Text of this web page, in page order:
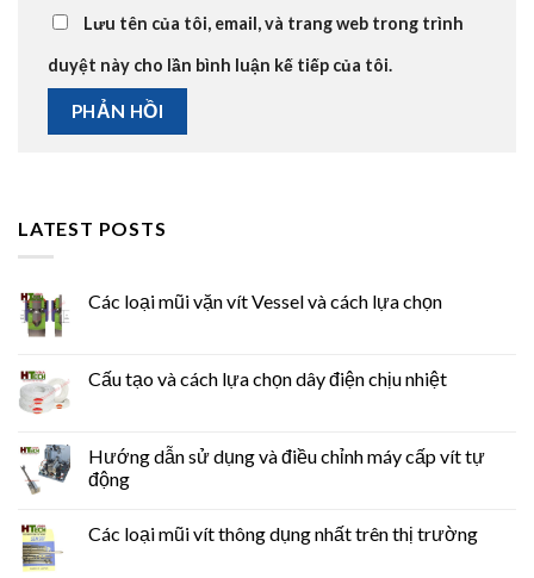
Lưu tên của tôi, email, và trang web trong trình
duyệt này cho lần bình luận kế tiếp của tôi.
LATEST POSTS
Các loại mũi vặn vít Vessel và cách lựa chọn
Cấu tạo và cách lựa chọn dây điện chịu nhiệt
Hướng dẫn sử dụng và điều chỉnh máy cấp vít tự
động
Các loại mũi vít thông dụng nhất trên thị trường